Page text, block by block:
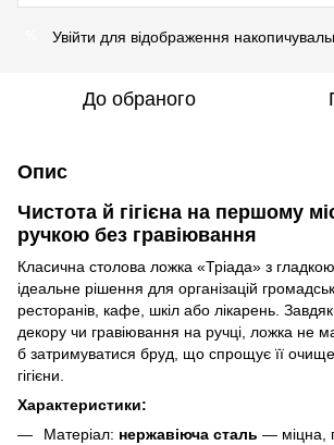
Увійти для відображення
До обраного
Опис
Чистота й гігієна на першому
ручкою без гравіювання
Класична столова ложка «Тріада» з
ідеальне рішення для організацій
ресторанів, кафе, шкіл або лікарень.
декору чи гравіювання на ручці, ложка не
б затримуватися бруд, що спрощує її
гігієни.
Характеристики:
Матеріал: нержавіюча сталь — міцна,